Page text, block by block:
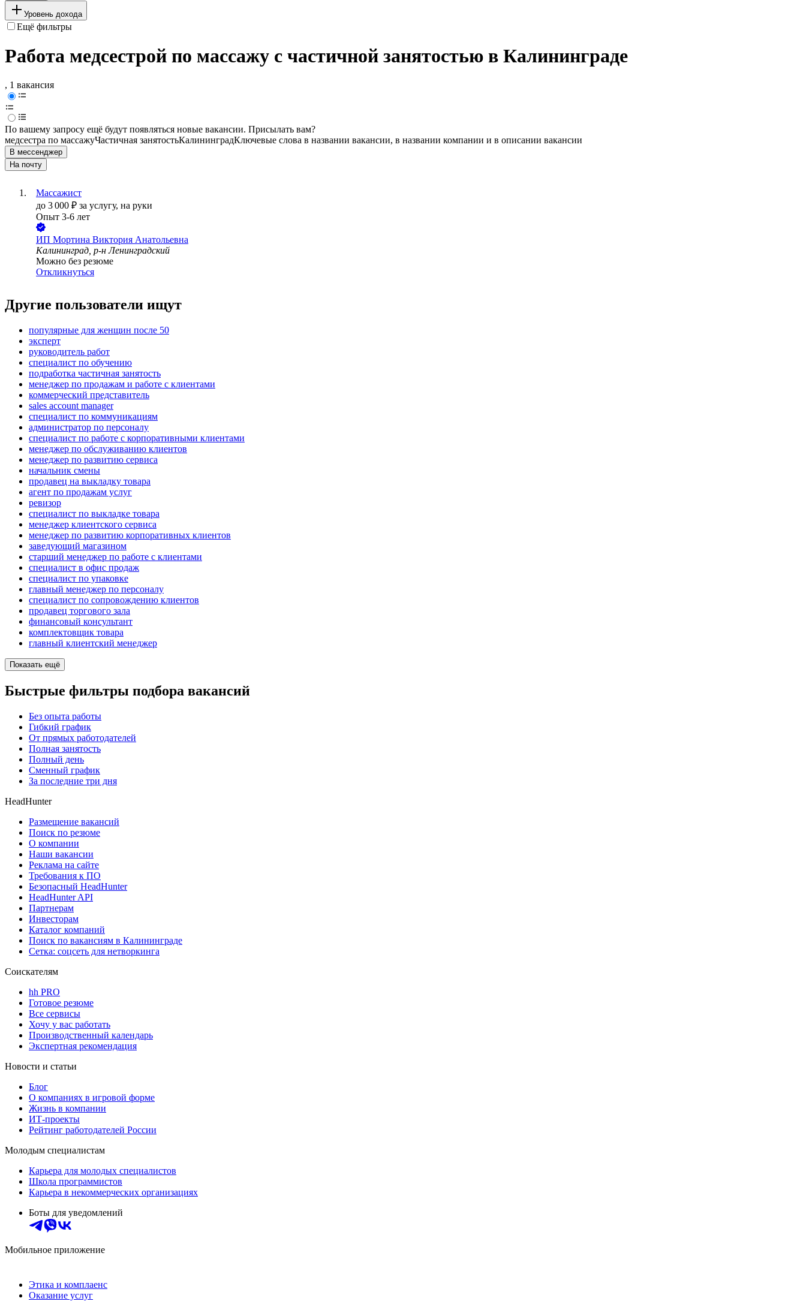
Уровень дохода
Ещё фильтры
Работа медсестрой по массажу с частичной занятостью в Калининграде
, 1 вакансия
По вашему запросу ещё будут появляться новые вакансии. Присылать вам?
медсестра по массажуЧастичная занятостьКалининградКлючевые слова в названии вакансии, в названии компании и в описании вакансии
В мессенджер
На почту
Массажист
до 3 000 ₽ за услугу, на руки
Опыт 3-6 лет
ИП Мортина Виктория Анатольевна
Калининград, р-н Ленинградский
Можно без резюме
Откликнуться
Другие пользователи ищут
популярные для женщин после 50
эксперт
руководитель работ
специалист по обучению
подработка частичная занятость
менеджер по продажам и работе с клиентами
коммерческий представитель
sales account manager
специалист по коммуникациям
администратор по персоналу
специалист по работе с корпоративными клиентами
менеджер по обслуживанию клиентов
менеджер по развитию сервиса
начальник смены
продавец на выкладку товара
агент по продажам услуг
ревизор
специалист по выкладке товара
менеджер клиентского сервиса
менеджер по развитию корпоративных клиентов
заведующий магазином
старший менеджер по работе с клиентами
специалист в офис продаж
специалист по упаковке
главный менеджер по персоналу
специалист по сопровождению клиентов
продавец торгового зала
финансовый консультант
комплектовщик товара
главный клиентский менеджер
Показать ещё
Быстрые фильтры подбора вакансий
Без опыта работы
Гибкий график
От прямых работодателей
Полная занятость
Полный день
Сменный график
За последние три дня
HeadHunter
Размещение вакансий
Поиск по резюме
О компании
Наши вакансии
Реклама на сайте
Требования к ПО
Безопасный HeadHunter
HeadHunter API
Партнерам
Инвесторам
Каталог компаний
Поиск по вакансиям в Калининграде
Сетка: соцсеть для нетворкинга
Соискателям
hh PRO
Готовое резюме
Все сервисы
Хочу у вас работать
Производственный календарь
Экспертная рекомендация
Новости и статьи
Блог
О компаниях в игровой форме
Жизнь в компании
ИТ-проекты
Рейтинг работодателей России
Молодым специалистам
Карьера для молодых специалистов
Школа программистов
Карьера в некоммерческих организациях
Боты для уведомлений
Мобильное приложение
Этика и комплаенс
Оказание услуг